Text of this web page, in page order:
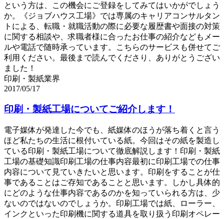
という方は、この機会にご登録をしてみてはいかがでしょう
か。《ジョブハウス工場》では専属のキャリアコンサルタン
トによる、転職・就職活動の際に必要な履歴書や面接の対策
に関する相談や、求職者様に合ったお仕事の紹介などもメー
ルや電話で随時承っています。こちらのサービスも併せてご
利用ください。最後まで読んでくださり、ありがとうござい
ました！
印刷・製紙業界
2017/05/17
印刷・製紙工場についてご紹介します！
電子媒体が発達した今でも、紙媒体のほうが落ち着くと言う
ほど私たちの生活に根付いている紙。今回はその紙を製造し
ている印刷・製紙工場について徹底解説します！印刷・製紙
工場の基礎知識印刷工場の仕事内容最初に印刷工場での仕事
内容について見ていきたいと思います。印刷をすることが仕
事であることはご存知であることと思います。しかし具体的
にどのような仕事内容であるのかを知っていられる方は、少
ないのではないのでしょうか。印刷工場では紙、ローラー、
インクといった印刷機に関する道具を取り扱う印刷オペレー